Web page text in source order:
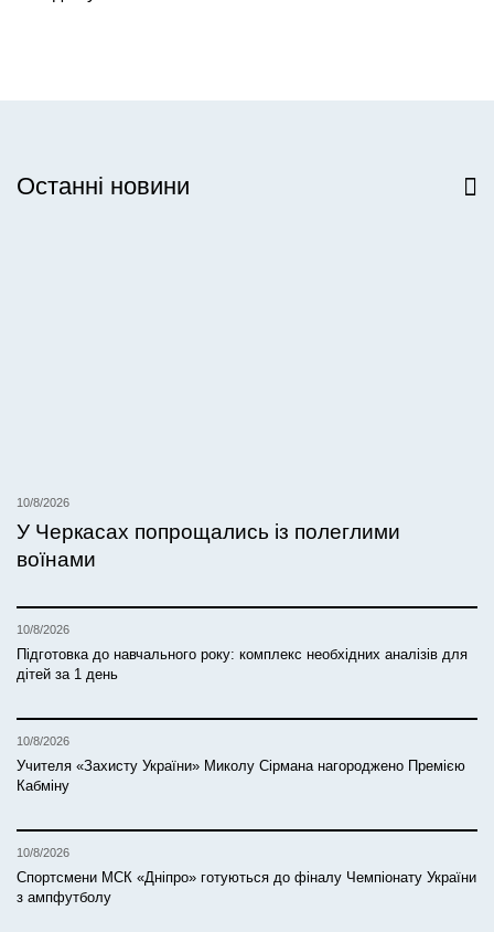
Останні новини
10/8/2026
У Черкасах попрощались із полеглими
воїнами
10/8/2026
Підготовка до навчального року: комплекс необхідних аналізів для
дітей за 1 день
10/8/2026
Учителя «Захисту України» Миколу Сірмана нагороджено Премією
Кабміну
10/8/2026
Спортсмени МСК «Дніпро» готуються до фіналу Чемпіонату України
з ампфутболу